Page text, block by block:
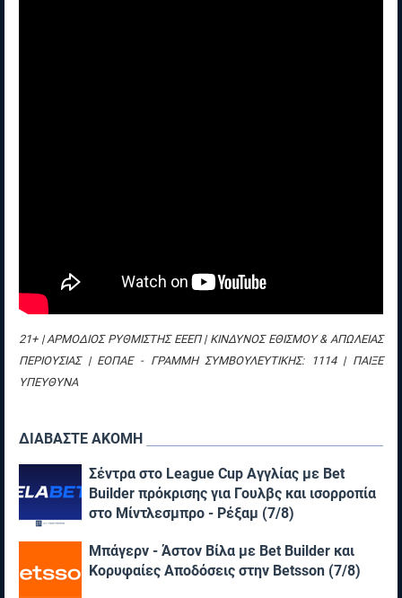
21+ | ΑΡΜΟΔΙΟΣ ΡΥΘΜΙΣΤΗΣ ΕΕΕΠ | ΚΙΝΔΥΝΟΣ ΕΘΙΣΜΟΥ & ΑΠΩΛΕΙΑΣ
ΠΕΡΙΟΥΣΙΑΣ | ΕΟΠΑΕ - ΓΡΑΜΜΗ ΣΥΜΒΟΥΛΕΥΤΙΚΗΣ: 1114 | ΠΑΙΞΕ
ΥΠΕΥΘΥΝΑ
ΔΙΑΒΑΣΤΕ ΑΚΟΜΗ
Σέντρα στο League Cup Αγγλίας με Bet
Builder πρόκρισης για Γουλβς και ισορροπία
στο Μίντλεσμπρο - Ρέξαμ (7/8)
Μπάγερν - Άστον Βίλα με Bet Builder και
Κορυφαίες Αποδόσεις στην Betsson (7/8)